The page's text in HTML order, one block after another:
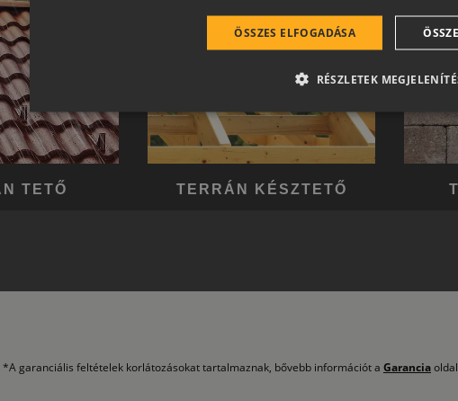
TETŐ TERRÁN KÉSZTETŐ
*A garanciális feltételek korlátozásokat tartalmaznak, bővebb információt a Garancia
ÖSSZES ELFOGADÁSA
RÉSZLETEK